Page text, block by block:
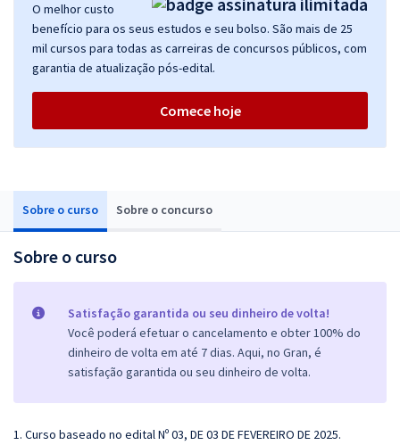
Sobre o curso Sobre o concurso
Sobre o curso
Satisfação garantida ou seu dinheiro de volta!
Você poderá efetuar o cancelamento e obter 100% do
dinheiro de volta em até 7 dias. Aqui, no Gran, é
satisfação garantida ou seu dinheiro de volta.
1. Curso baseado no edital Nº 03, DE 03 DE FEVEREIRO DE 2025.
O melhor custo
benefício para os seus estudos e seu bolso. São mais de 25
mil cursos para todas as carreiras de concursos públicos, com
garantia de atualização pós-edital.
Comece hoje